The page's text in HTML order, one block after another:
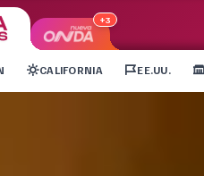
+3
CALIFORNIA EE.UU.